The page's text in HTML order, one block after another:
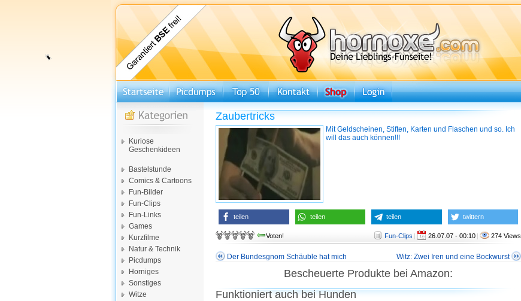
Kuriose
Geschenkideen
Bastelstunde
Comics & Cartoons
Fun-Bilder
Fun-Clips
Fun-Links
Games
Kurzfilme
Natur & Technik
Picdumps
Horniges
Sonstiges
Witze
Zaubertricks
Mit Geldscheinen, Stiften, Karten und Flaschen und so. Ich
will das auch können!!!
teilen teilen teilen twittern
Voten! Fun-Clips | 26.07.07 - 00:10 | 274 Views
Der Bundesgnom Schäuble hat mich Witz: Zwei Iren und eine Bockwurst
Bescheuerte Produkte bei Amazon:
Funktioniert auch bei Hunden